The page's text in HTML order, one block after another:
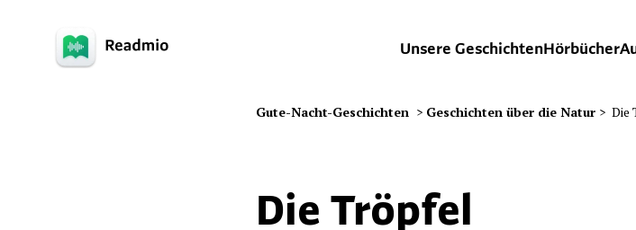
Unsere GeschichtenHörbücher
Gute-Nacht-Geschichten > Geschichten über die Natur > Die
Die Tröpfel